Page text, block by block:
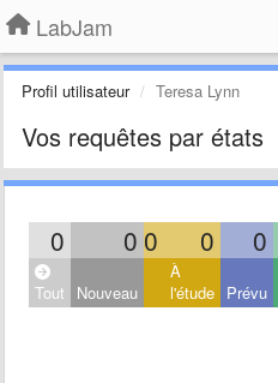
LabJam
Profil utilisateur Teresa Lynn
Vos requêtes par états
0 0 0 0 0
Tout Nouveau
À
l'étude Prévu